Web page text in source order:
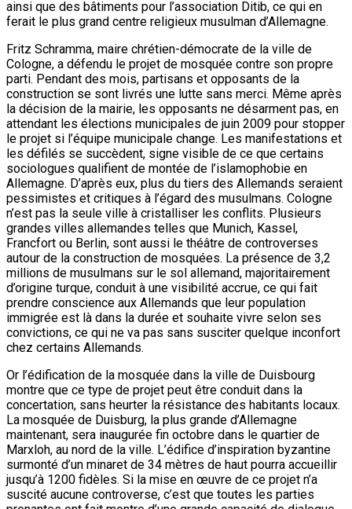
ainsi que des bâtiments pour l’association Ditib, ce qui en
ferait le plus grand centre religieux musulman d’Allemagne.
Fritz Schramma, maire chrétien-démocrate de la ville de
Cologne, a défendu le projet de mosquée contre son propre
parti. Pendant des mois, partisans et opposants de la
construction se sont livrés une lutte sans merci. Même après
la décision de la mairie, les opposants ne désarment pas, en
attendant les élections municipales de juin 2009 pour stopper
le projet si l’équipe municipale change. Les manifestations et
les défilés se succèdent, signe visible de ce que certains
sociologues qualifient de montée de l’islamophobie en
Allemagne. D’après eux, plus du tiers des Allemands seraient
pessimistes et critiques à l’égard des musulmans. Cologne
n’est pas la seule ville à cristalliser les conflits. Plusieurs
grandes villes allemandes telles que Munich, Kassel,
Francfort ou Berlin, sont aussi le théâtre de controverses
autour de la construction de mosquées. La présence de 3,2
millions de musulmans sur le sol allemand, majoritairement
d’origine turque, conduit à une visibilité accrue, ce qui fait
prendre conscience aux Allemands que leur population
immigrée est là dans la durée et souhaite vivre selon ses
convictions, ce qui ne va pas sans susciter quelque inconfort
chez certains Allemands.
Or l’édification de la mosquée dans la ville de Duisbourg
montre que ce type de projet peut être conduit dans la
concertation, sans heurter la résistance des habitants locaux.
La mosquée de Duisburg, la plus grande d’Allemagne
maintenant, sera inaugurée fin octobre dans le quartier de
Marxloh, au nord de la ville. L’édifice d’inspiration byzantine
surmonté d’un minaret de 34 mètres de haut pourra accueillir
jusqu’à 1200 fidèles. Si la mise en œuvre de ce projet n’a
suscité aucune controverse, c’est que toutes les parties